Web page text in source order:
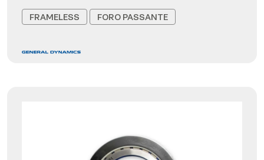
FRAMELESS FORO PASSANTE